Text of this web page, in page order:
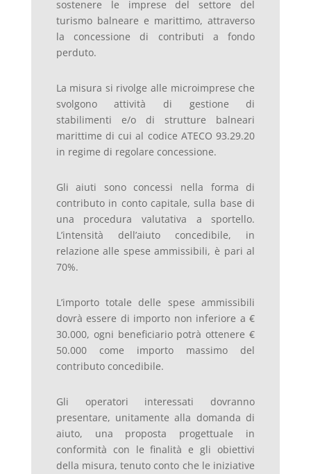
sostenere le imprese del settore del
turismo balneare e marittimo, attraverso
la concessione di contributi a fondo
perduto.
La misura si rivolge alle microimprese che
svolgono attività di gestione di
stabilimenti e/o di strutture balneari
marittime di cui al codice ATECO 93.29.20
in regime di regolare concessione.
Gli aiuti sono concessi nella forma di
contributo in conto capitale, sulla base di
una procedura valutativa a sportello.
L’intensità dell’aiuto concedibile, in
relazione alle spese ammissibili, è pari al
70%.
L’importo totale delle spese ammissibili
dovrà essere di importo non inferiore a €
30.000, ogni beneficiario potrà ottenere €
50.000 come importo massimo del
contributo concedibile.
Gli operatori interessati dovranno
presentare, unitamente alla domanda di
aiuto, una proposta progettuale in
conformità con le finalità e gli obiettivi
della misura, tenuto conto che le iniziative